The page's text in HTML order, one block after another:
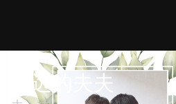
永远的夫夫